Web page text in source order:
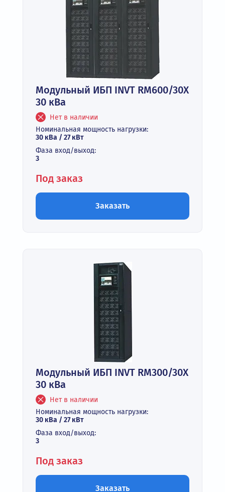
Модульный ИБП INVT RM600/30X
30 кВа
Нет в наличии
Номинальная мощность нагрузки:
30 кВа / 27 кВт
Фаза вход/выход:
3
Под заказ
Заказать
Модульный ИБП INVT RM300/30X
30 кВа
Нет в наличии
Номинальная мощность нагрузки:
30 кВа / 27 кВт
Фаза вход/выход:
3
Под заказ
Заказать